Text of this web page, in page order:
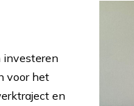
investeren
voor het
en